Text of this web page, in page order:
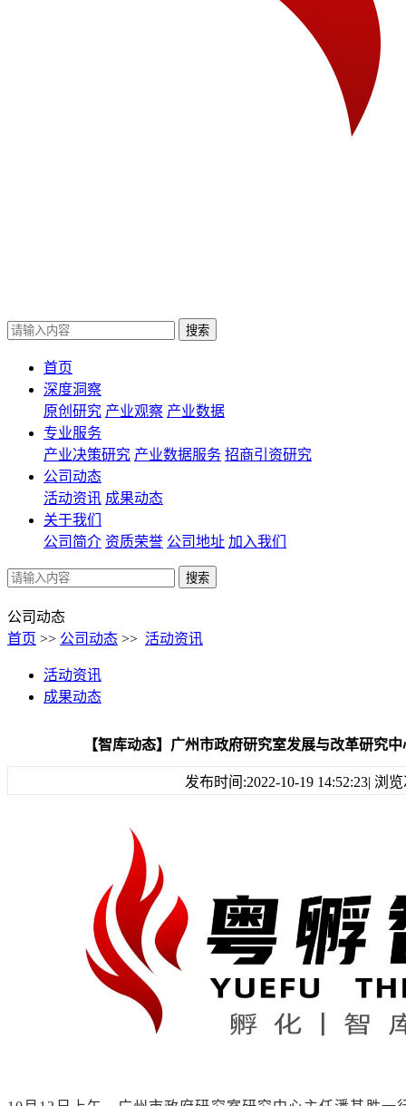
首页
深度洞察
原创研究 产业观察 产业数据
专业服务
产业决策研究 产业数据服务 招商引资研究
公司动态
活动资讯 成果动态
关于我们
公司简介 资质荣誉 公司地址 加入我们
公司动态
首页 >> 公司动态 >> 活动资讯
活动资讯
成果动态
【智库动态】广州市政府研究室发展与改革研究
发布时间:2022-10-19 14:52:23| 浏